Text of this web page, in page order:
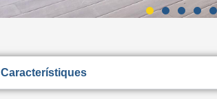
Característiques